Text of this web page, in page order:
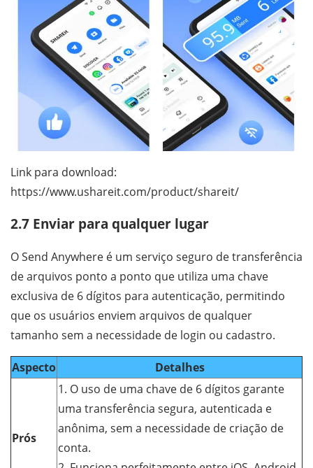
Link para download:
https://www.ushareit.com/product/shareit/
2.7 Enviar para qualquer lugar
O Send Anywhere é um serviço seguro de transferência
de arquivos ponto a ponto que utiliza uma chave
exclusiva de 6 dígitos para autenticação, permitindo
que os usuários enviem arquivos de qualquer
tamanho sem a necessidade de login ou cadastro.
Aspecto Detalhes
Prós
1. O uso de uma chave de 6 dígitos garante
uma transferência segura, autenticada e
anônima, sem a necessidade de criação de
conta.